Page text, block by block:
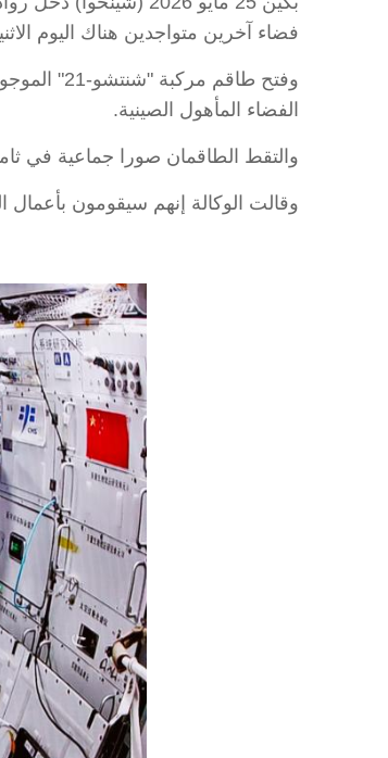
فضاء آخرين متواجدين هناك اليوم
الفضاء المأهول الصينية.
والتقط الطاقمان صورا جماعية في
وقالت الوكالة إنهم سيقومون